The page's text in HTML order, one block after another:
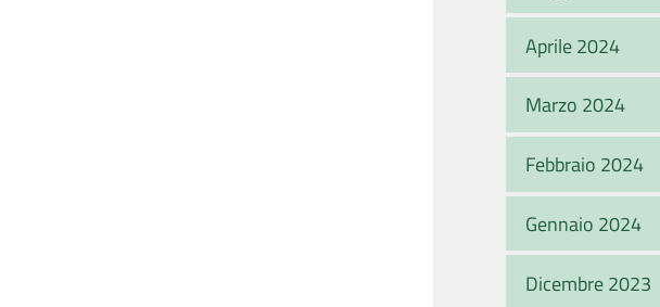
Aprile 2024
Marzo 2024
Febbraio 2024
Gennaio 2024
Dicembre 2023